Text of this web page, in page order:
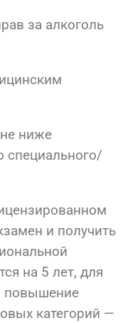
за алкоголь
ниже
специального/
и получить
на 5 лет, для
повышение
категорий —